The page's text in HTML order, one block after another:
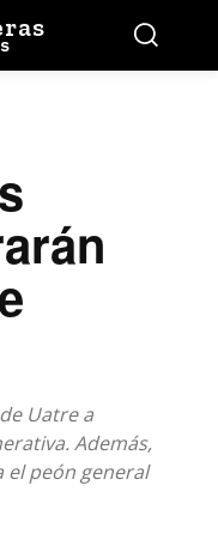
Uatre a
Además,
peón general